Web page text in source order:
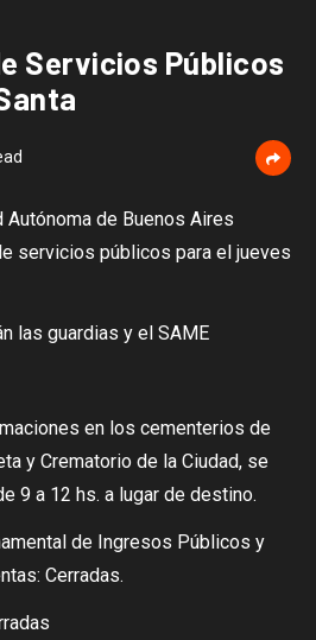
Servicios Públicos
Autónoma de Buenos Aires
servicios públicos para el jueves
las guardias y el SAME
en los cementerios de
y Crematorio de la Ciudad, se
9 a 12 hs. a lugar de destino.
de Ingresos Públicos y
Cerradas.